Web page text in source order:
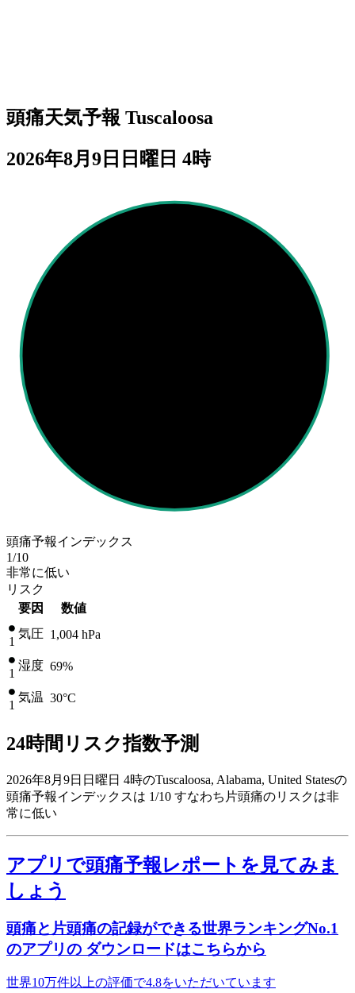
頭痛天気予報 Tuscaloosa
2026年8月9日日曜日 4時
頭痛予報インデックス
1/10
非常に低い
リスク
要因
数値
1
気圧 1,004 hPa
1
湿度 69%
1
気温 30°C
24時間リスク指数予測
2026年8月9日日曜日 4時のTuscaloosa, Alabama, United Statesの
頭痛予報インデックスは 1/10 すなわち片頭痛のリスクは非
常に低い
アプリで頭痛予報レポートを見てみま
しょう
頭痛と片頭痛の記録ができる世界ランキングNo.1
のアプリの ダウンロードはこちらから
世界10万件以上の評価で4.8をいただいています